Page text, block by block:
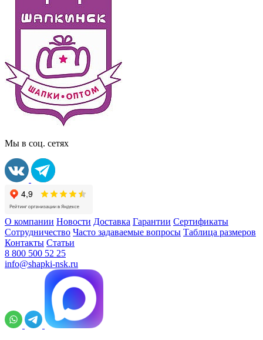
Мы в соц. сетях
О компании Новости Доставка Гарантии Сертификаты
Сотрудничество Часто задаваемые вопросы Таблица размеров
Контакты Статьи
8 800 500 52 25
info@shapki-nsk.ru